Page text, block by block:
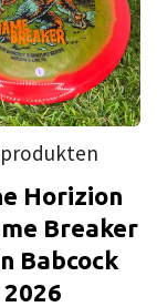
Horizion
Breaker
Babcock
2026